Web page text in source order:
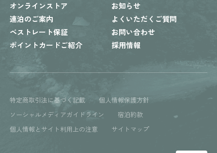
オンラインストア
連泊のご案内
ベストレート保証
ポイントカードご紹介
お知らせ
よくいただくご質問
お問い合わせ
採用情報
特定商取引法に基づく記載
個人情報保護方針
ソーシャルメディアガイドライン
宿泊約款
個人情報とサイト利用上の注意
サイトマップ